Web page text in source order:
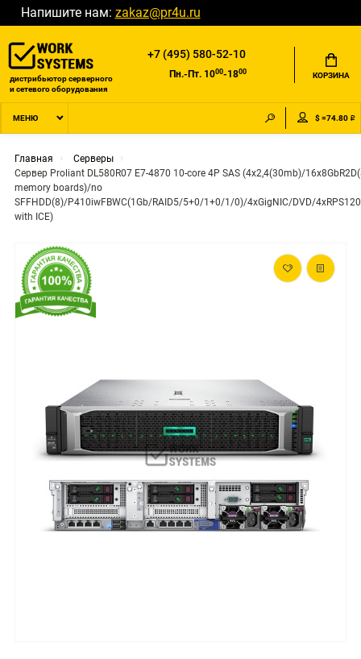
Напишите нам: zakaz@pr4u.ru
дистрибьютор серверного
и сетевого оборудования
+7 (495) 580-52-10
Пн.-Пт. 1000-1800 КОРЗИНА
МЕНЮ $ =74.80 ₽
Главная
Серверы
Сервер Proliant DL580R07 E7-4870 10-core 4P SAS (4x2,4(30mb)/
memory boards)/no
SFFHDD(8)/P410iwFBWC(1Gb/RAID5/5+0/1+0/1/0)/4xGigNIC/DVD/
with ICE)